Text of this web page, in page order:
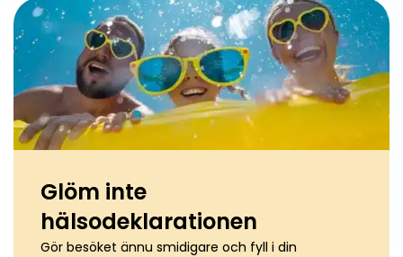
Glöm inte
hälsodeklarationen
Gör besöket ännu smidigare och fyll i din